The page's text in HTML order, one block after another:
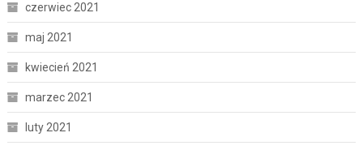
czerwiec 2021
maj 2021
kwiecień 2021
marzec 2021
luty 2021